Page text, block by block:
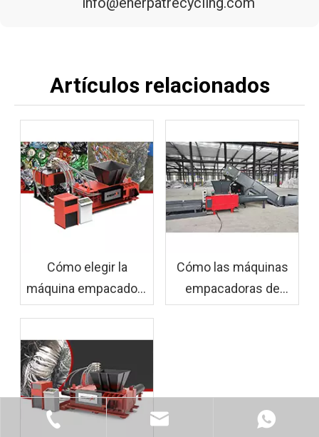
Artículos relacionados
Cómo elegir la
máquina empacadora
de chatarra de
para su negocio de
reciclaje
Cómo las máquinas
empacadoras de
chatarra de aluminio
de reciclaje